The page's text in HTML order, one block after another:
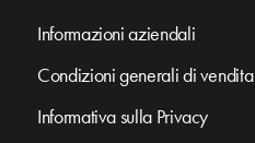
Informazioni aziendali
Condizioni generali di vendita
Informativa sulla Privacy